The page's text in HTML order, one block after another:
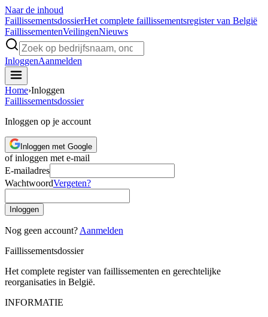
Naar de inhoud
FaillissementsdossierHet complete faillissementsregister van België
FaillissementenVeilingenNieuws
InloggenAanmelden
Home›Inloggen
Faillissementsdossier
Inloggen op je account
Inloggen met Google
of inloggen met e-mail
E-mailadres
WachtwoordVergeten?
Inloggen
Nog geen account? Aanmelden
Faillissementsdossier
Het complete register van faillissementen en gerechtelijke
reorganisaties in België.
INFORMATIE